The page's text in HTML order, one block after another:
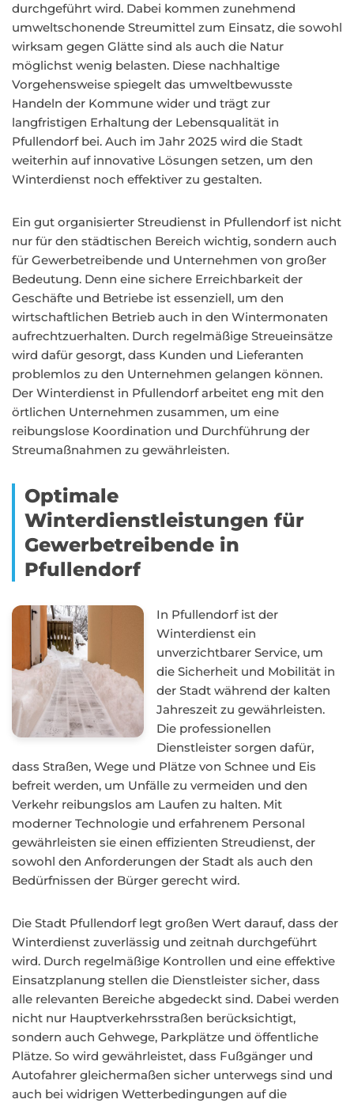
durchgeführt wird. Dabei kommen zunehmend
umweltschonende Streumittel zum Einsatz, die sowohl
wirksam gegen Glätte sind als auch die Natur
möglichst wenig belasten. Diese nachhaltige
Vorgehensweise spiegelt das umweltbewusste
Handeln der Kommune wider und trägt zur
langfristigen Erhaltung der Lebensqualität in
Pfullendorf bei. Auch im Jahr 2025 wird die Stadt
weiterhin auf innovative Lösungen setzen, um den
Winterdienst noch effektiver zu gestalten.
Ein gut organisierter Streudienst in Pfullendorf ist nicht
nur für den städtischen Bereich wichtig, sondern auch
für Gewerbetreibende und Unternehmen von großer
Bedeutung. Denn eine sichere Erreichbarkeit der
Geschäfte und Betriebe ist essenziell, um den
wirtschaftlichen Betrieb auch in den Wintermonaten
aufrechtzuerhalten. Durch regelmäßige Streueinsätze
wird dafür gesorgt, dass Kunden und Lieferanten
problemlos zu den Unternehmen gelangen können.
Der Winterdienst in Pfullendorf arbeitet eng mit den
örtlichen Unternehmen zusammen, um eine
reibungslose Koordination und Durchführung der
Streumaßnahmen zu gewährleisten.
Optimale
Winterdienstleistungen für
Gewerbetreibende in
Pfullendorf
In Pfullendorf ist der
Winterdienst ein
unverzichtbarer Service, um
die Sicherheit und Mobilität in
der Stadt während der kalten
Jahreszeit zu gewährleisten.
Die professionellen
Dienstleister sorgen dafür,
dass Straßen, Wege und Plätze von Schnee und Eis
befreit werden, um Unfälle zu vermeiden und den
Verkehr reibungslos am Laufen zu halten. Mit
moderner Technologie und erfahrenem Personal
gewährleisten sie einen effizienten Streudienst, der
sowohl den Anforderungen der Stadt als auch den
Bedürfnissen der Bürger gerecht wird.
Die Stadt Pfullendorf legt großen Wert darauf, dass der
Winterdienst zuverlässig und zeitnah durchgeführt
wird. Durch regelmäßige Kontrollen und eine effektive
Einsatzplanung stellen die Dienstleister sicher, dass
alle relevanten Bereiche abgedeckt sind. Dabei werden
nicht nur Hauptverkehrsstraßen berücksichtigt,
sondern auch Gehwege, Parkplätze und öffentliche
Plätze. So wird gewährleistet, dass Fußgänger und
Autofahrer gleichermaßen sicher unterwegs sind und
auch bei widrigen Wetterbedingungen auf die